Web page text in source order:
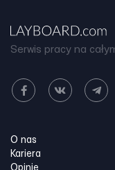
Serwis pracy na
O nas
Kariera